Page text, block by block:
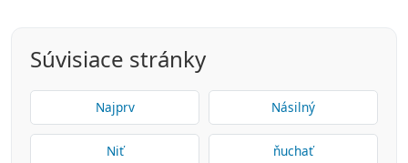
Súvisiace stránky
Najprv Násilný
Niť ňuchať